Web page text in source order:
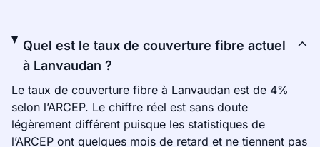
Quel est le taux de couverture fibre actuel
à Lanvaudan ?
Le taux de couverture fibre à Lanvaudan est de 4%
selon l’ARCEP. Le chiffre réel est sans doute
légèrement différent puisque les statistiques de
l’ARCEP ont quelques mois de retard et ne tiennent pas